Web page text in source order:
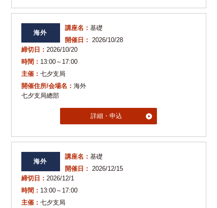
海外
講座名： 基礎
開催日： 2026/10/28
締切日： 2026/10/20
時間： 13:00～17:00
主催： 七夕支局
開催住所/会場名： 海外
七夕支局總部
詳細・申込
海外
講座名： 基礎
開催日： 2026/12/15
締切日： 2026/12/1
時間： 13:00～17:00
主催： 七夕支局